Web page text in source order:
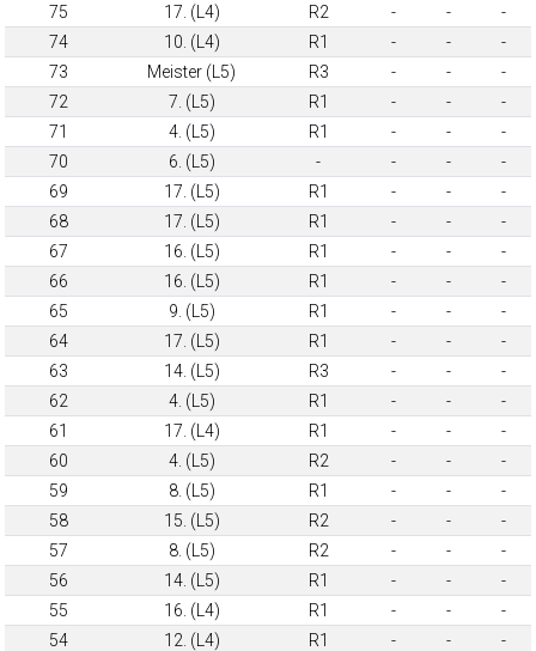
75
17. (L4) R2 - -
-
74
10. (L4) R1 - -
-
73
Meister (L5) R3 - -
-
72
7. (L5) R1 - -
-
71
4. (L5) R1 - -
-
70
6. (L5) - - -
-
69
17. (L5) R1 - -
-
68
17. (L5) R1 - -
-
67
16. (L5) R1 - -
-
66
16. (L5) R1 - -
-
65
9. (L5) R1 - -
-
64
17. (L5) R1 - -
-
63
14. (L5) R3 - -
-
62
4. (L5) R1 - -
-
61
17. (L4) R1 - -
-
60
4. (L5) R2 - -
-
59
8. (L5) R1 - -
-
58
15. (L5) R2 - -
-
57
8. (L5) R2 - -
-
56
14. (L5) R1 - -
-
55
16. (L4) R1 - -
-
54
12. (L4) R1 - -
-